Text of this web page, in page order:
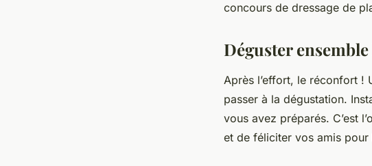
concours de dressage de
Déguster
Après l’effort, le réconfort !
passer à la dégustation.
vous avez préparés. C’est
et de féliciter vos amis pour